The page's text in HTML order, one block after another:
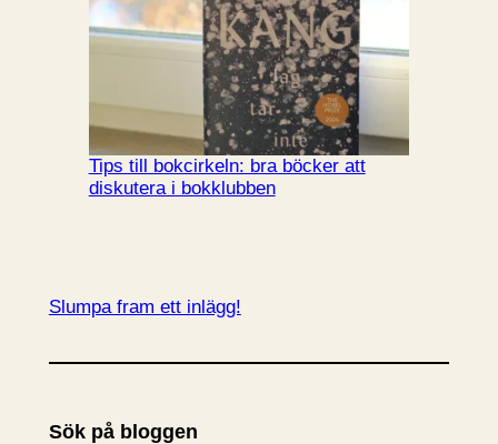
Tips till bokcirkeln: bra böcker att
diskutera i bokklubben
Slumpa fram ett inlägg!
Sök på bloggen